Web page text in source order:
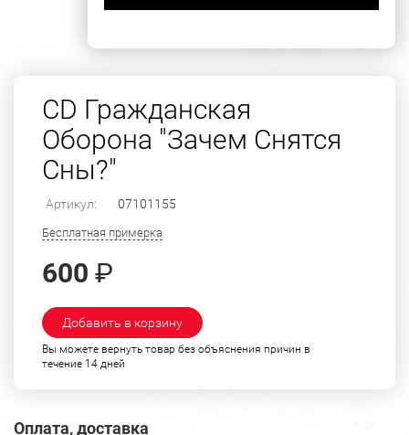
CD Гражданская
Оборона "Зачем Снятся
Сны?"
Артикул: 07101155
Бесплатная примерка
600 ₽
Добавить в корзину
Вы можете вернуть товар без объяснения причин в
течение 14 дней
Оплата, доставка